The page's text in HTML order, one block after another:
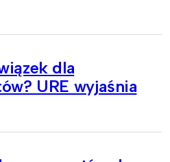
dla
URE wyjaśnia